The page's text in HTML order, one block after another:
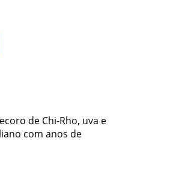
de Chi-Rho, uva e
com anos de